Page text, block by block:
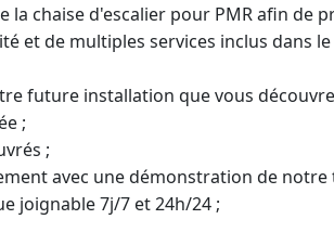
la chaise d'escalier pour PMRafin de
et de multiples services inclus dans
future installation que vous
;
;
avec une démonstration de notre
joignable 7j/7 et 24h/24 ;